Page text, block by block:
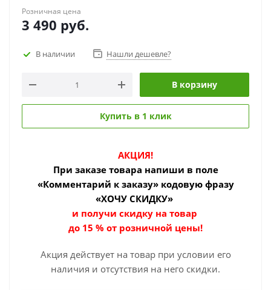
Розничная цена
3 490 руб.
В наличии Нашли дешевле?
В корзину
Купить в 1 клик
АКЦИЯ!
При заказе товара напиши в поле
«Комментарий к заказу» кодовую фразу
«ХОЧУ СКИДКУ»
и получи скидку на товар
до 15 % от розничной цены!
Акция действует на товар при условии его
наличия и отсутствия на него скидки.